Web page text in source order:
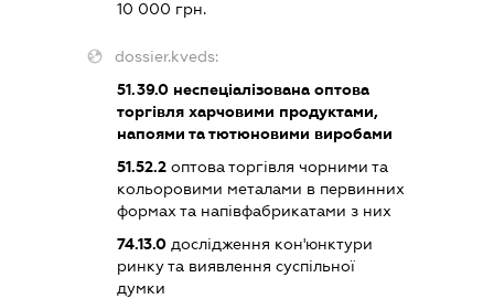
10 000 грн.
dossier.kveds:
51.39.0 неспеціалізована оптова
торгівля харчовими продуктами,
напоями та тютюновими виробами
51.52.2 оптова торгівля чорними та
кольоровими металами в первинних
формах та напівфабрикатами з них
74.13.0 дослідження кон'юнктури
ринку та виявлення суспільної
думки